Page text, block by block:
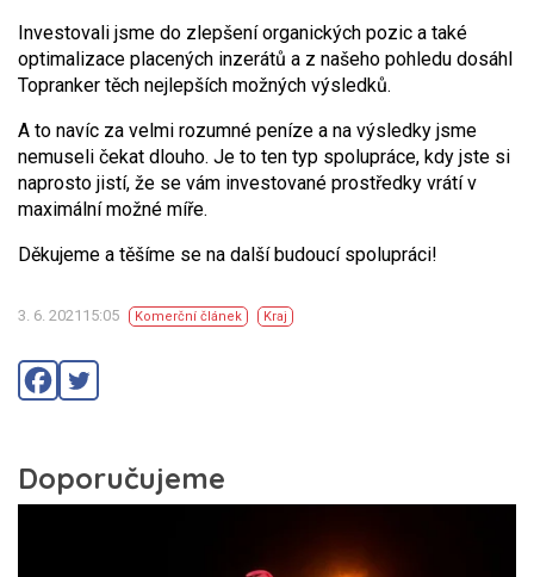
Investovali jsme do zlepšení organických pozic a také
optimalizace placených inzerátů a z našeho pohledu dosáhl
Topranker těch nejlepších možných výsledků.
A to navíc za velmi rozumné peníze a na výsledky jsme
nemuseli čekat dlouho. Je to ten typ spolupráce, kdy jste si
naprosto jistí, že se vám investované prostředky vrátí v
maximální možné míře.
Děkujeme a těšíme se na další budoucí spolupráci!
3. 6. 202115:05 Komerční článek Kraj